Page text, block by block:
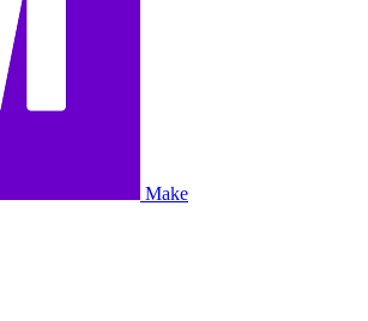
Make